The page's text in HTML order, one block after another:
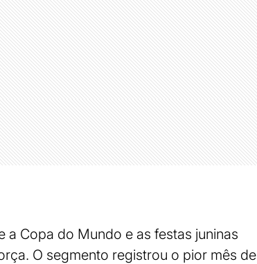
Copa do Mundo e as festas juninas
O segmento registrou o pior mês de